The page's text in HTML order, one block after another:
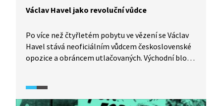
Václav Havel jako revoluční vůdce
Po více než čtyřletém pobytu ve vězení se Václav
Havel stává neoficiálním vůdcem československé
opozice a obráncem utlačovaných. Východní blok
československého. Během Palachova týdne
v lednu 1989 dochází ke střetům demonstrantů